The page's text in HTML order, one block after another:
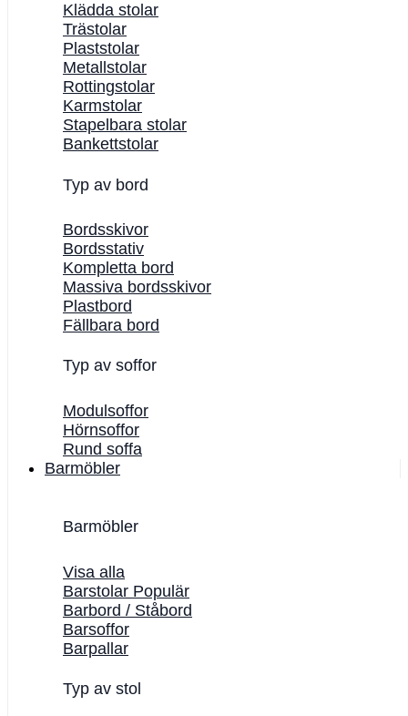
Klädda stolar
Trästolar
Plaststolar
Metallstolar
Rottingstolar
Karmstolar
Stapelbara stolar
Bankettstolar
Typ av bord
Bordsskivor
Bordsstativ
Kompletta bord
Massiva bordsskivor
Plastbord
Fällbara bord
Typ av soffor
Modulsoffor
Hörnsoffor
Rund soffa
Barmöbler
Barmöbler
Visa alla
Barstolar
Barbord / Ståbord
Barsoffor
Barpallar
Typ av stol